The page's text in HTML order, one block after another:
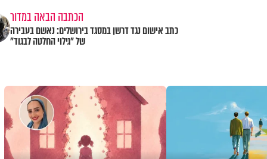
הכתבה הבאה במדור
כתב אישום נגד דרשן במסגד בירושלים: נאשם בעבירה
של "גילוי החלטה לבגוד"